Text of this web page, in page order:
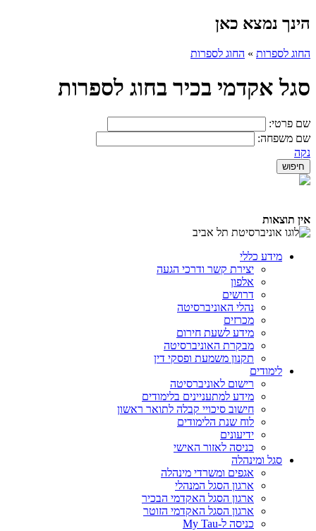
הינך נמצא כאן
החוג לספרות » החוג לספרות
סגל אקדמי בכיר בחוג לספרות
שם פרטי:
שם משפחה:
נקה
אין תוצאות
מידע כללי
יצירת קשר ודרכי הגעה
אלפון
דרושים
נהלי האוניברסיטה
מכרזים
מידע לשעת חירום
מבקרת האוניברסיטה
תקנון משמעת ופסקי דין
לימודים
רישום לאוניברסיטה
מידע למתעניינים בלימודים
חישוב סיכויי קבלה לתואר ראשון
לוח שנת הלימודים
ידיעונים
כניסה לאזור האישי
סגל ומינהלה
אגפים ומשרדי מינהלה
ארגון הסגל המנהלי
ארגון הסגל האקדמי הבכיר
ארגון הסגל האקדמי הזוטר
כניסה ל-My Tau